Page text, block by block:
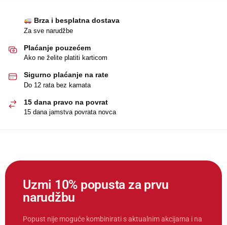
Brza i besplatna dostava
Za sve narudžbe
Plaćanje pouzećem
Ako ne želite platiti karticom
Sigurno plaćanje na rate
Do 12 rata bez kamata
15 dana pravo na povrat
15 dana jamstva povrata novca
Uzmi 10% popusta za prvu
narudžbu
Popust nije moguće kombinirati s aktualnim akcijama i na